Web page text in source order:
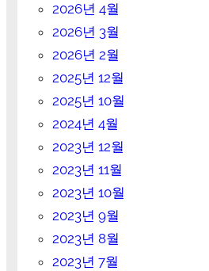
2026년 4월
2026년 3월
2026년 2월
2025년 12월
2025년 10월
2024년 4월
2023년 12월
2023년 11월
2023년 10월
2023년 9월
2023년 8월
2023년 7월